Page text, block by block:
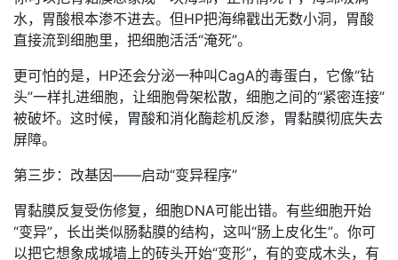
水，胃酸根本渗不进去。但HP把海绵戳出无数小洞，胃酸
直接流到细胞里，把细胞活活“淹死”。
更可怕的是，HP还会分泌一种叫CagA的毒蛋白，它像“钻
头”一样扎进细胞，让细胞骨架松散，细胞之间的“紧密连接”
被破坏。这时候，胃酸和消化酶趁机反渗，胃黏膜彻底失去
屏障。
第三步：改基因——启动“变异程序”
胃黏膜反复受伤修复，细胞DNA可能出错。有些细胞开始
“变异”，长出类似肠黏膜的结构，这叫“肠上皮化生”。你可
以把它想象成城墙上的砖头开始“变形”，有的变成木头，有